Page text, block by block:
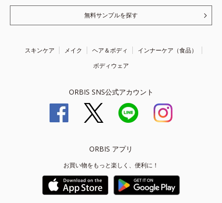
無料サンプルを探す
スキンケア メイク ヘア＆ボディ
インナーケア（食品）
ボディウェア
ORBIS SNS公式アカウント
ORBIS アプリ
お買い物をもっと楽しく、便利に！